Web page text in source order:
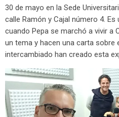
30 de mayo en la Sede
calle Ramón y Cajal número 4.
cuando Pepa se marchó a vivir a
un tema y hacen una carta sobre
intercambiado han creado esta